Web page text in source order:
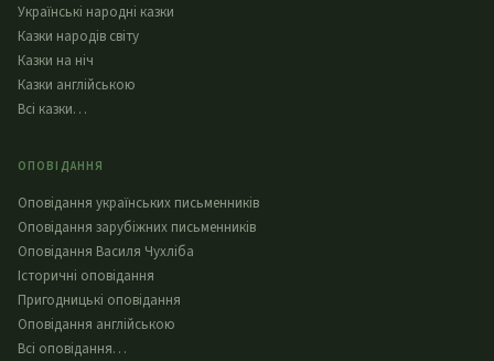
Українські народні казки
Казки народів світу
Казки на ніч
Казки англійською
Всі казки…
ОПОВІДАННЯ
Оповідання українських письменників
Оповідання зарубіжних письменників
Оповідання Василя Чухліба
Історичні оповідання
Пригодницькі оповідання
Оповідання англійською
Всі оповідання…